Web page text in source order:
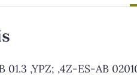
01.3 ,YPZ; ,4Z-ES-AB